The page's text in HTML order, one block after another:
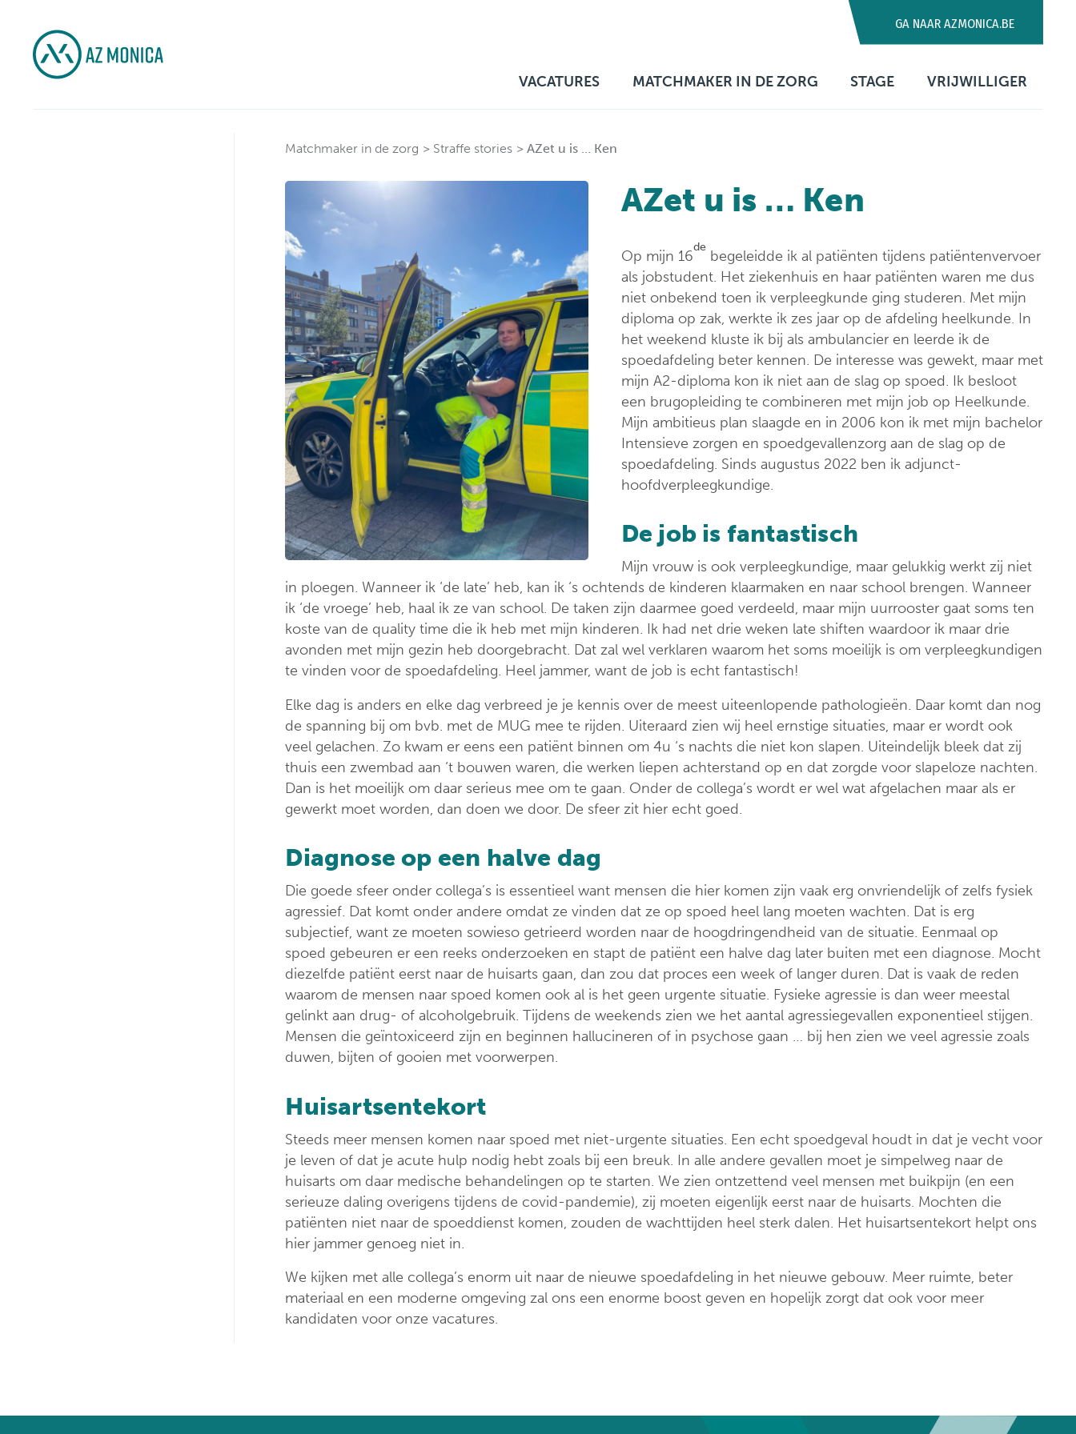
GA NAAR AZMONICA.BE
VACATURES MATCHMAKER IN DE ZORG STAGE VRIJWILLIGER
Matchmaker in de zorg Straffe stories AZet u is … Ken
AZet u is … Ken
Op mijn 16de begeleidde ik al patiënten tijdens patiëntenvervoer
als jobstudent. Het ziekenhuis en haar patiënten waren me dus
niet onbekend toen ik verpleegkunde ging studeren. Met mijn
diploma op zak, werkte ik zes jaar op de afdeling heelkunde. In
het weekend kluste ik bij als ambulancier en leerde ik de
spoedafdeling beter kennen. De interesse was gewekt, maar met
mijn A2-diploma kon ik niet aan de slag op spoed. Ik besloot
een brugopleiding te combineren met mijn job op Heelkunde.
Mijn ambitieus plan slaagde en in 2006 kon ik met mijn bachelor
Intensieve zorgen en spoedgevallenzorg aan de slag op de
spoedafdeling. Sinds augustus 2022 ben ik adjunct-
hoofdverpleegkundige.
De job is fantastisch
Mijn vrouw is ook verpleegkundige, maar gelukkig werkt zij niet
in ploegen. Wanneer ik ‘de late’ heb, kan ik ‘s ochtends de kinderen klaarmaken en naar school brengen. Wanneer
ik ‘de vroege’ heb, haal ik ze van school. De taken zijn daarmee goed verdeeld, maar mijn uurrooster gaat soms ten
koste van de quality time die ik heb met mijn kinderen. Ik had net drie weken late shiften waardoor ik maar drie
avonden met mijn gezin heb doorgebracht. Dat zal wel verklaren waarom het soms moeilijk is om verpleegkundigen
te vinden voor de spoedafdeling. Heel jammer, want de job is echt fantastisch!
Elke dag is anders en elke dag verbreed je je kennis over de meest uiteenlopende pathologieën. Daar komt dan nog
de spanning bij om bvb. met de MUG mee te rijden. Uiteraard zien wij heel ernstige situaties, maar er wordt ook
veel gelachen. Zo kwam er eens een patiënt binnen om 4u ‘s nachts die niet kon slapen. Uiteindelijk bleek dat zij
thuis een zwembad aan ‘t bouwen waren, die werken liepen achterstand op en dat zorgde voor slapeloze nachten.
Dan is het moeilijk om daar serieus mee om te gaan. Onder de collega’s wordt er wel wat afgelachen maar als er
gewerkt moet worden, dan doen we door. De sfeer zit hier echt goed.
Diagnose op een halve dag
Die goede sfeer onder collega’s is essentieel want mensen die hier komen zijn vaak erg onvriendelijk of zelfs fysiek
agressief. Dat komt onder andere omdat ze vinden dat ze op spoed heel lang moeten wachten. Dat is erg
subjectief, want ze moeten sowieso getrieerd worden naar de hoogdringendheid van de situatie. Eenmaal op
spoed gebeuren er een reeks onderzoeken en stapt de patiënt een halve dag later buiten met een diagnose. Mocht
diezelfde patiënt eerst naar de huisarts gaan, dan zou dat proces een week of langer duren. Dat is vaak de reden
waarom de mensen naar spoed komen ook al is het geen urgente situatie. Fysieke agressie is dan weer meestal
gelinkt aan drug- of alcoholgebruik. Tijdens de weekends zien we het aantal agressiegevallen exponentieel stijgen.
Mensen die geïntoxiceerd zijn en beginnen hallucineren of in psychose gaan … bij hen zien we veel agressie zoals
duwen, bijten of gooien met voorwerpen.
Huisartsentekort
Steeds meer mensen komen naar spoed met niet-urgente situaties. Een echt spoedgeval houdt in dat je vecht voor
je leven of dat je acute hulp nodig hebt zoals bij een breuk. In alle andere gevallen moet je simpelweg naar de
huisarts om daar medische behandelingen op te starten. We zien ontzettend veel mensen met buikpijn (en een
serieuze daling overigens tijdens de covid-pandemie), zij moeten eigenlijk eerst naar de huisarts. Mochten die
patiënten niet naar de spoeddienst komen, zouden de wachttijden heel sterk dalen. Het huisartsentekort helpt ons
hier jammer genoeg niet in.
We kijken met alle collega’s enorm uit naar de nieuwe spoedafdeling in het nieuwe gebouw. Meer ruimte, beter
materiaal en een moderne omgeving zal ons een enorme boost geven en hopelijk zorgt dat ook voor meer
kandidaten voor onze vacatures.